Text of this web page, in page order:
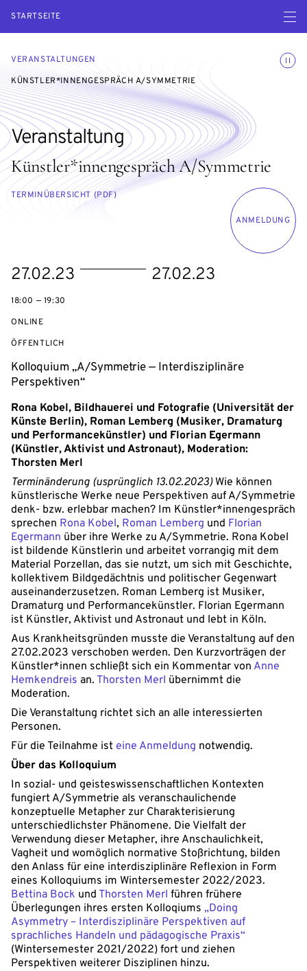
STARTSEITE Menü
VERANSTALTUNGEN
KÜNSTLER*INNENGESPRÄCH A/SYMMETRIE
Künstler*innengespräch A/Symmetrie
Veranstaltung
ANMELDUNG
TERMINÜBERSICHT (PDF)
eventBeginsOn
27.02.23
eventEndsOn 27.02.23
18:00 — 19:30
ONLINE
VERANSTALTUNGSZUGANG:
ÖFFENTLICH
Kolloquium „A/Symmetrie — Interdisziplinäre
Perspektiven“
Rona Kobel, Bildhauerei und Fotografie (Universität der
Künste Berlin), Roman Lemberg (Musiker, Dramaturg
und Performancekünstler) und Florian Egermann
(Künstler, Aktivist und Astronaut), Moderation:
Thorsten Merl
Terminänderung (usprünglich 13.02.2023)Wie können
künstlerische Werke neue Perspektiven auf A/Symmetrie
denk- bzw. erlebbar machen? Im Künstler*innengespräch
sprechen Rona Kobel, Roman Lemberg und Florian
Egermann über ihre Werke zu A/Symmetrie. Rona Kobel
ist bildende Künstlerin und arbeitet vorrangig mit dem
Material Porzellan, das sie nutzt, um sich mit Geschichte,
kollektivem Bildgedächtnis und politischer Gegenwart
auseinanderzusetzen. Roman Lemberg ist Musiker,
Dramaturg und Performancekünstler. Florian Egermann
ist Künstler, Aktivist und Astronaut und lebt in Köln.
Aus Krankheitsgründen musste die Veranstaltung auf den
27.02.2023 verschoben werden. Den Kurzvorträgen der
Künstler*innen schließt sich ein Kommentar von Anne
Hemkendreis an. Thorsten Merl übernimmt die
Moderation.
Die Veranstaltung richtet sich an alle interessierten
Personen.
Für die Teilnahme ist eine Anmeldung notwendig.
Über das Kolloquium
In sozial- und geisteswissenschaftlichen Kontexten
fungiert A/Symmetrie als veranschaulichende
konzeptuelle Metapher zur Charakterisierung
unterschiedlichster Phänomene. Die Vielfalt der
Verwendung dieser Metapher, ihre Anschaulichkeit,
Vagheit und womöglich normative Stoßrichtung, bilden
den Anlass für eine interdisziplinäre Reflexion in Form
eines Kolloquiums im Wintersemester 2022/2023.
Bettina Bock und Thorsten Merl führen frühere
Überlegungen ihres ersten Kolloqiums „Doing
Asymmetry – Interdisziplinäre Perspektiven auf
sprachliches Handeln und pädagogische Praxis“
(Wintersemester 2021/2022) fort und ziehen
Perspektiven weiterer Disziplinen hinzu.